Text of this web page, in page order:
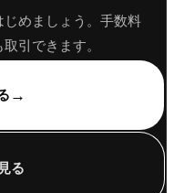
めましょう。手数料
引できます。
→
る